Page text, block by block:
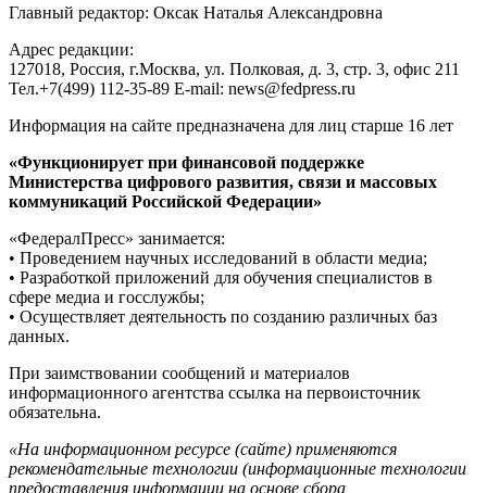
Главный редактор: Оксак Наталья Александровна
Адрес редакции:
127018, Россия, г.Москва, ул. Полковая, д. 3, стр. 3, офис 211
Тел.+7(499) 112-35-89 E-mail: news@fedpress.ru
Информация на сайте предназначена для лиц старше 16 лет
«Функционирует при финансовой поддержке
Министерства цифрового развития, связи и массовых
коммуникаций Российской Федерации»
«ФедералПресс» занимается:
• Проведением научных исследований в области медиа;
• Разработкой приложений для обучения специалистов в
сфере медиа и госслужбы;
• Осуществляет деятельность по созданию различных баз
данных.
При заимствовании сообщений и материалов
информационного агентства ссылка на первоисточник
обязательна.
«На информационном ресурсе (сайте) применяются
рекомендательные технологии (информационные технологии
предоставления информации на основе сбора,